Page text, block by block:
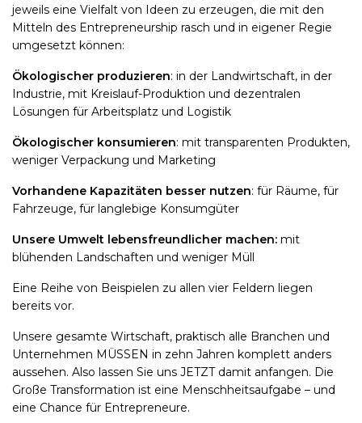
jeweils eine Vielfalt von Ideen zu erzeugen, die mit den
Mitteln des Entrepreneurship rasch und in eigener Regie
umgesetzt können:
Ökologischer produzieren: in der Landwirtschaft, in der
Industrie, mit Kreislauf-Produktion und dezentralen
Lösungen für Arbeitsplatz und Logistik
Ökologischer konsumieren: mit transparenten Produkten,
weniger Verpackung und Marketing
Vorhandene Kapazitäten besser nutzen: für Räume, für
Fahrzeuge, für langlebige Konsumgüter
Unsere Umwelt lebensfreundlicher machen: mit
blühenden Landschaften und weniger Müll
Eine Reihe von Beispielen zu allen vier Feldern liegen
bereits vor.
Unsere gesamte Wirtschaft, praktisch alle Branchen und
Unternehmen MÜSSEN in zehn Jahren komplett anders
aussehen. Also lassen Sie uns JETZT damit anfangen. Die
Große Transformation ist eine Menschheitsaufgabe – und
eine Chance für Entrepreneure.